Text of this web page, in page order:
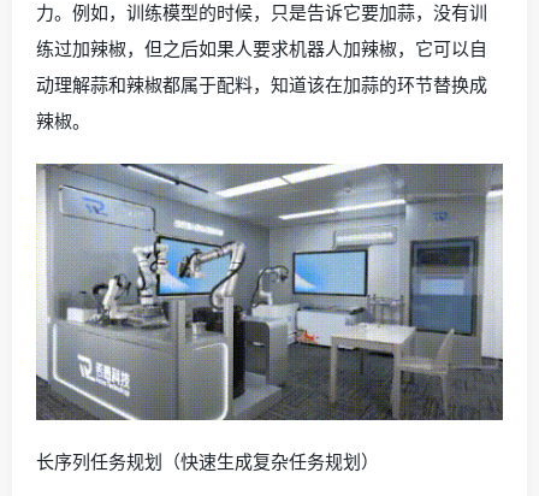
力。例如，训练模型的时候，只是告诉它要加蒜，没有训
练过加辣椒，但之后如果人要求机器人加辣椒，它可以自
动理解蒜和辣椒都属于配料，知道该在加蒜的环节替换成
辣椒。
长序列任务规划（快速生成复杂任务规划）